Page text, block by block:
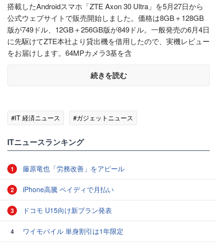
搭載したAndroidスマホ「ZTE Axon 30 Ultra」を5月27日から
公式ウェブサイトで販売開始しました。価格は8GB＋128GB
版が749ドル、12GB＋256GB版が849ドル。一般発売の6月4日
に先駆けてZTE本社より貸出機を借用したので、実機レビュー
をお届けします。64MPカメラ3基を含
続きを読む
#IT 経済ニュース #ガジェットニュース
ITニュースランキング
1 藤原竜也「労務改善」をアピール
2 iPhone高騰 ペイディで月払い
3 ドコモ U15向け新プラン発表
4 ワイモバイル 単身割引は1年限定